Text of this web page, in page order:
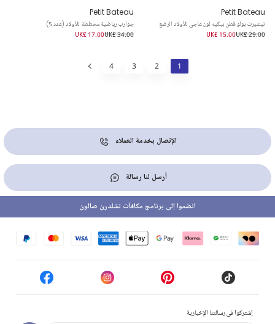
Petit Bateau
تيشيرت بولو قطن بيكيه لون عاجي للأولاد الرضع
UK£ 29.00
UK£ 15.00
Petit Bateau
جوارب رياضية مخططة للأولاد (عدد 5)
UK£ 34.00
UK£ 17.00
1
2
3
4
الإتصال بخدمة العملاء
أرسل لنا رسالة
إشتركوا في رسالتنا الإخبارية
انضموا إلى برنامج مكافآت تشلدرن صالون